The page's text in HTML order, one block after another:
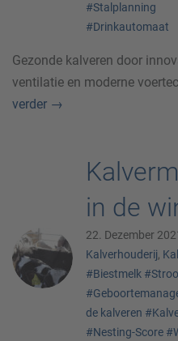
#Stalplanning
#Drinkautomaat
Gezonde kalveren door
ventilatie en moderne
verder →
in de
22. Dezember
Kalverhouderij,
#Biestmelk
de kalveren
#Nesting-Score